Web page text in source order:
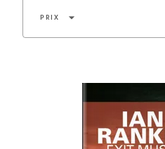
PRIX arrow_drop_down